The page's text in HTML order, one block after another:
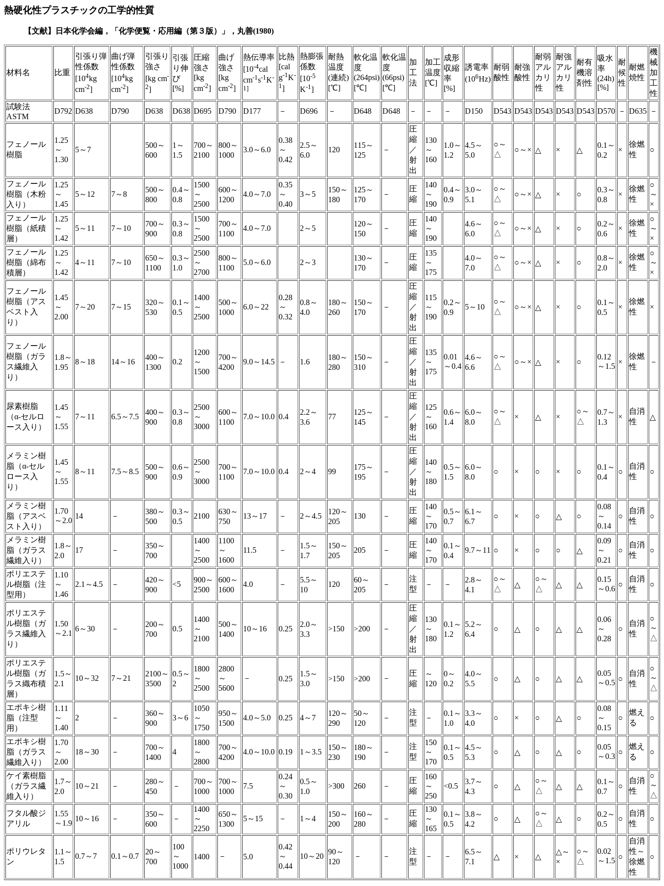
熱硬化性プラスチックの工学的性質
【文献】日本化学会編，「化学便覧・応用編（第３版）」，丸善(1980)
材料名 比重
引張り弾
性係数
[104kg
cm-2]
曲げ弾
性係数
[104kg
cm-2]
引張り
強さ
[kg cm-
2]
引張
り伸
び
[%]
圧縮
強さ
[kg
cm-2]
曲げ
強さ
[kg
cm-2]
熱伝導率
[10-4cal
cm-1s-1K-
1]
比熱
[cal
g-1 K-
1]
熱膨張
係数
[10-5
K-1]
耐熱
温度
(連続)
[℃]
軟化温
度
(264psi)
[℃]
軟化温
度
(66psi)
[℃]
加
工
法
加工
温度
[℃]
成形
収縮
率
[%]
誘電率
(106Hz)
耐弱
酸性
耐強
酸性
耐弱
アル
カリ
性
耐強
アル
カリ
性
耐有
機溶
剤性
吸水
率
(24h)
[%]
耐
候
性
耐燃
焼性
機
械
加
工
性
試験法
ASTM
D792 D638 D790 D638 D638 D695 D790 D177 － D696 － D648 D648 － － － D150 D543 D543 D543 D543 D543 D570 － D635 －
フェノール
樹脂
1.25
～
1.30
5～7
500～
600
1～
1.5
700～
2100
800～
1000
3.0～6.0
0.38
～
0.42
2.5～
6.0
120
115～
125
－
圧
縮
／
射
出
130
～
160
1.0～
1.2
4.5～
5.0
○～
△
○～× △ × △
0.1～
0.2
×
徐燃
性
○
フェノール
樹脂（木粉
入り）
1.25
～
1.45
5～12 7～8
500～
800
0.4～
0.8
1500
～
2500
600～
1200
4.0～7.0
0.35
～
0.40
3～5
150～
180
125～
170
－
圧
縮
140
～
190
0.4～
0.9
3.0～
5.1
○～
△
○～× △ × ○
0.3～
0.8
×
徐燃
性
○
～
×
フェノール
樹脂（紙積
層）
1.25
～
1.42
5～11 7～10
700～
900
0.3～
0.8
1500
～
2500
700～
1100
4.0～7.0 2～5
120～
150
－
圧
縮
140
～
190
4.6～
6.0
○～
△
○～× △ × ○
0.2～
0.6
×
徐燃
性
○
～
×
フェノール
樹脂（綿布
積層）
1.25
～
1.42
4～11 7～10
650～
1100
0.3～
1.0
2500
～
2700
800～
1100
5.0～6.0 2～3
130～
170
－
圧
縮
135
～
175
4.0～
7.0
○～
△
○～× △ × ○
0.8～
2.0
×
徐燃
性
○
～
×
フェノール
樹脂（アス
ベスト入
り）
1.45
～
2.00
7～20 7～15
320～
530
0.1～
0.5
1400
～
2500
500～
1000
6.0～22
0.28
～
0.32
0.8～
4.0
180～
260
150～
170
－
圧
縮
／
射
出
115
～
190
0.2～
0.9
5～10
○～
△
○～× △ × ○
0.1～
0.5
×
徐燃
性
×
フェノール
樹脂（ガラ
ス繊維入
り）
1.8～
1.95
8～18 14～16
400～
1300
0.2
1200
～
1500
700～
4200
9.0～14.5 － 1.6
180～
280
150～
310
－
圧
縮
／
射
出
135
～
175
0.01
～0.4
4.6～
6.6
○～
△
○～× △ × ○
0.12
～1.5
×
徐燃
性
－
尿素樹脂
（α-セルロ
ース入り）
1.45
～
1.55
7～11 6.5～7.5
400～
900
0.3～
0.8
2500
～
3000
600～
1100
7.0～10.0 0.4
2.2～
3.6
77
125～
145
－
圧
縮
／
射
出
125
～
160
0.6～
1.4
6.0～
8.0
○～
△
× △ ×
○～
△
0.7～
1.3
×
自消
性
△
メラミン樹
脂（α-セル
ロース入
り）
1.45
～
1.55
8～11 7.5～8.5
500～
900
0.6～
0.9
2500
～
3000
700～
1100
7.0～10.0 0.4 2～4 99
175～
195
－
圧
縮
／
射
出
140
～
180
0.5～
1.5
6.0～
8.0
○ × ○ × ○
0.1～
0.4
○
自消
性
○
メラミン樹
脂（アスベ
スト入り）
1.70
～2.0
14 －
380～
500
0.3～
0.5
2100
630～
750
13～17 － 2～4.5
120～
205
130 －
圧
縮
140
～
170
0.5～
0.7
6.1～
6.7
○ × ○ △ ○
0.08
～
0.14
○
自消
性
○
メラミン樹
脂（ガラス
繊維入り）
1.8～
2.0
17 －
350～
700
1400
～
2500
1100
～
1600
11.5 －
1.5～
1.7
150～
205
205 －
圧
縮
140
～
170
0.1～
0.4
9.7～11 ○ × ○ ○ △
0.09
～
0.21
○
自消
性
○
ポリエステ
ル樹脂（注
型用）
1.10
～
1.46
2.1～4.5 －
420～
900
<5
900～
2500
600～
1600
4.0 －
5.5～
10
120
60～
205
－
注
型
－ －
2.8～
4.1
○～
△
△
○～
△
△ △
0.15
～0.6
○
自消
性
○
ポリエステ
ル樹脂（ガ
ラス繊維入
り）
1.50
～2.1
6～30 －
200～
700
0.5
1400
～
2100
500～
1400
10～16 0.25
2.0～
3.3
>150 >200 －
圧
縮
／
射
出
130
～
180
0.1～
1.2
5.2～
6.4
○ △ ○ △ △
0.06
～
0.28
○
自消
性
○
～
△
ポリエステ
ル樹脂（ガ
ラス織布積
層）
1.5～
2.1
10～32 7～21
2100～
3500
0.5～
2
1800
～
2500
2800
～
5600
－ 0.25
1.5～
3.0
>150 >200 －
圧
縮
～
120
0～
0.2
4.0～
5.5
○ △ ○ △ △
0.05
～0.5 ○
自消
性
○
～
△
エポキシ樹
脂（注型
用）
1.11
～
1.40
2 －
360～
900
3～6
1050
～
1750
950～
1500
4.0～5.0 0.25 4～7
120～
290
50～
120
－
注
型
－
0.1～
1.0
3.3～
4.0
○ × ○ △ ○
0.08
～
0.15
○
燃え
る
○
エポキシ樹
脂（ガラス
繊維入り）
1.70
～
2.00
18～30 －
700～
1400
4
1800
～
2800
700～
4200
4.0～10.0 0.19 1～3.5
150～
230
180～
190
－
注
型
150
～
170
0.1～
0.5
4.5～
5.3
○ △ ○ △ ○
0.05
～0.3
○
燃え
る
○
ケイ素樹脂
（ガラス繊
維入り）
1.7～
2.0
10～21 －
280～
450
－
700～
1000
700～
1000
7.5
0.24
～
0.30
0.5～
1.0
>300 260 －
圧
縮
160
～
250
<0.5
3.7～
4.3
○ △
○～
△
△ △
0.1～
0.7
○
自消
性
○
～
△
フタル酸ジ
アリル
1.55
～1.9
10～16 －
350～
600
－
1400
～
2250
650～
1300
5～15 － 1～4
150～
200
160～
280
－
圧
縮
130
～
165
0.1～
0.5
3.8～
4.2
○ △
○～
△
△ ○
0.2～
0.5
○
自消
性
○
ポリウレタ
ン
1.1～
1.5
0.7～7 0.1～0.7
20～
700
100
～
1000
1400 － 5.0
0.42
～
0.44
10～20
90～
120
－ －
注
型
－ －
6.5～
7.1
△ × △
△～
×
○～
△
0.02
～1.5 ○
自消
性～
徐燃
性
○